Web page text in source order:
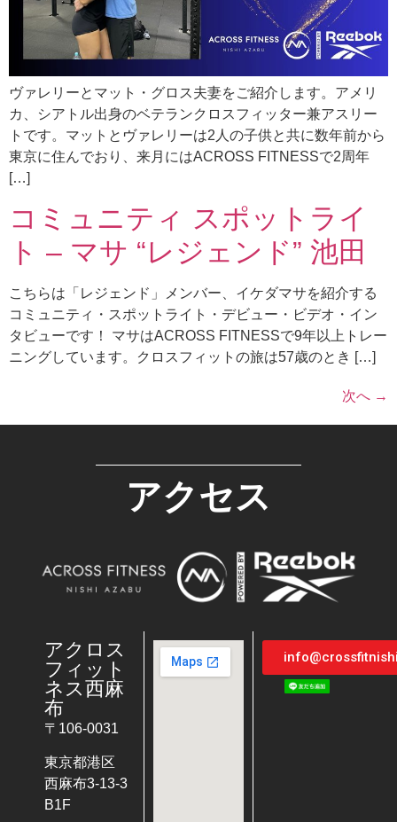
ヴァレリーとマット・グロス夫妻をご紹介します。アメリ
カ、シアトル出身のベテランクロスフィッター兼アスリー
トです。マットとヴァレリーは2人の子供と共に数年前から
東京に住んでおり、来月にはACROSS FITNESSで2周年
[…]
コミュニティ スポットライ
ト – マサ “レジェンド” 池田
こちらは「レジェンド」メンバー、イケダマサを紹介する
コミュニティ・スポットライト・デビュー・ビデオ・イン
タビューです！ マサはACROSS FITNESSで9年以上トレー
ニングしています。クロスフィットの旅は57歳のとき […]
次へ →
アクセス
アクロス
フィット
ネス西麻
布
〒106-0031
東京都港区
西麻布3-13-3
B1F